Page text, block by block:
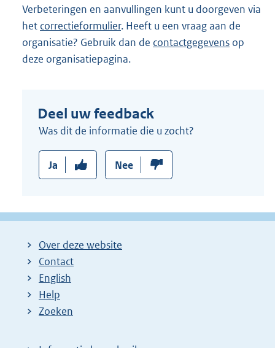
Verbeteringen en aanvullingen kunt u doorgeven via
het correctieformulier. Heeft u een vraag aan de
organisatie? Gebruik dan de contactgegevens op
deze organisatiepagina.
Deel uw feedback
Was dit de informatie die u zocht?
Ja Nee
Over deze website
Contact
English
Help
Zoeken